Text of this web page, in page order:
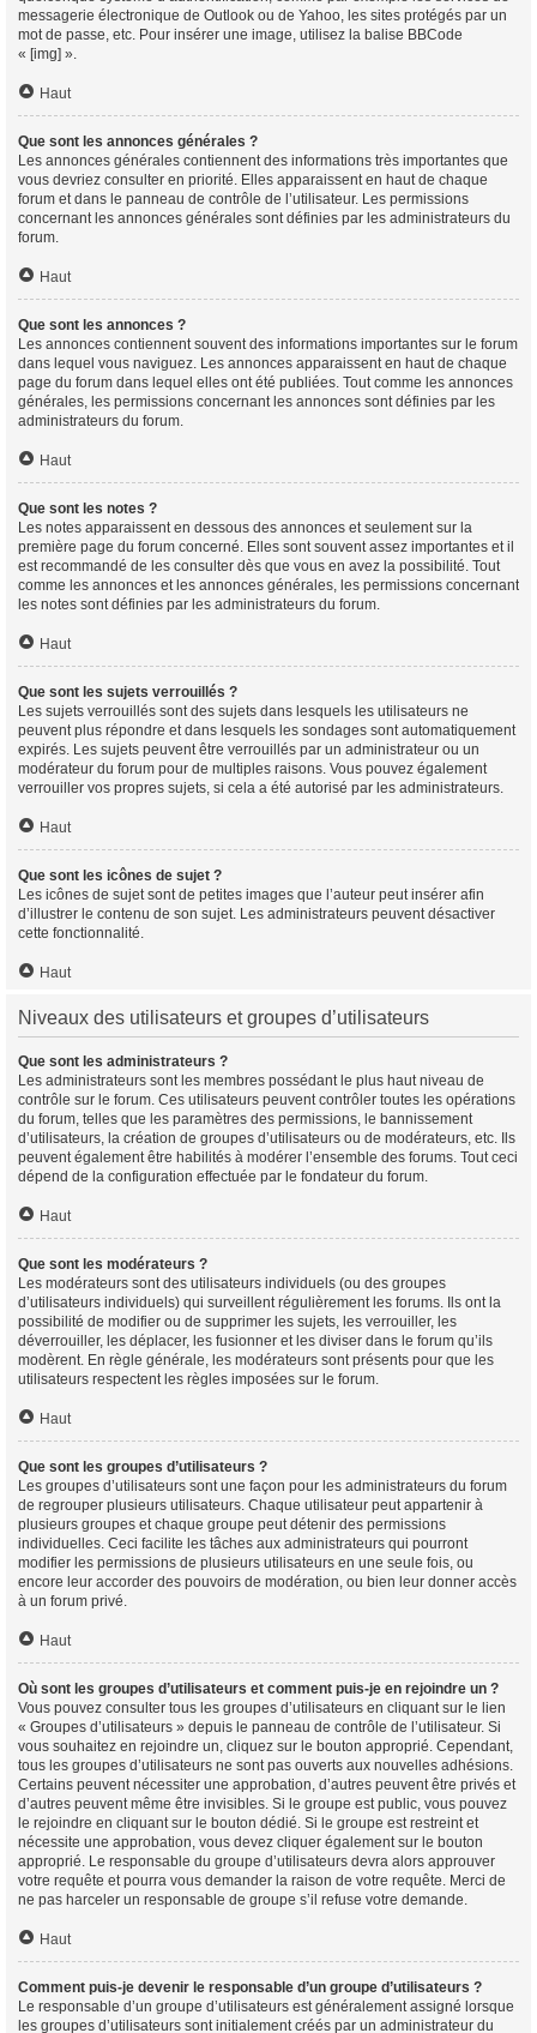
messagerie électronique de Outlook ou de Yahoo, les sites protégés par un
mot de passe, etc. Pour insérer une image, utilisez la balise BBCode
« [img] ».
Haut
Que sont les annonces générales ?
Les annonces générales contiennent des informations très importantes que
vous devriez consulter en priorité. Elles apparaissent en haut de chaque
forum et dans le panneau de contrôle de l’utilisateur. Les permissions
concernant les annonces générales sont définies par les administrateurs du
forum.
Haut
Que sont les annonces ?
Les annonces contiennent souvent des informations importantes sur le forum
dans lequel vous naviguez. Les annonces apparaissent en haut de chaque
page du forum dans lequel elles ont été publiées. Tout comme les annonces
générales, les permissions concernant les annonces sont définies par les
administrateurs du forum.
Haut
Que sont les notes ?
Les notes apparaissent en dessous des annonces et seulement sur la
première page du forum concerné. Elles sont souvent assez importantes et il
est recommandé de les consulter dès que vous en avez la possibilité. Tout
comme les annonces et les annonces générales, les permissions concernant
les notes sont définies par les administrateurs du forum.
Haut
Que sont les sujets verrouillés ?
Les sujets verrouillés sont des sujets dans lesquels les utilisateurs ne
peuvent plus répondre et dans lesquels les sondages sont automatiquement
expirés. Les sujets peuvent être verrouillés par un administrateur ou un
modérateur du forum pour de multiples raisons. Vous pouvez également
verrouiller vos propres sujets, si cela a été autorisé par les administrateurs.
Haut
Que sont les icônes de sujet ?
Les icônes de sujet sont de petites images que l’auteur peut insérer afin
d’illustrer le contenu de son sujet. Les administrateurs peuvent désactiver
cette fonctionnalité.
Haut
Niveaux des utilisateurs et groupes d’utilisateurs
Que sont les administrateurs ?
Les administrateurs sont les membres possédant le plus haut niveau de
contrôle sur le forum. Ces utilisateurs peuvent contrôler toutes les opérations
du forum, telles que les paramètres des permissions, le bannissement
d’utilisateurs, la création de groupes d’utilisateurs ou de modérateurs, etc. Ils
peuvent également être habilités à modérer l’ensemble des forums. Tout ceci
dépend de la configuration effectuée par le fondateur du forum.
Haut
Que sont les modérateurs ?
Les modérateurs sont des utilisateurs individuels (ou des groupes
d’utilisateurs individuels) qui surveillent régulièrement les forums. Ils ont la
possibilité de modifier ou de supprimer les sujets, les verrouiller, les
déverrouiller, les déplacer, les fusionner et les diviser dans le forum qu’ils
modèrent. En règle générale, les modérateurs sont présents pour que les
utilisateurs respectent les règles imposées sur le forum.
Haut
Que sont les groupes d’utilisateurs ?
Les groupes d’utilisateurs sont une façon pour les administrateurs du forum
de regrouper plusieurs utilisateurs. Chaque utilisateur peut appartenir à
plusieurs groupes et chaque groupe peut détenir des permissions
individuelles. Ceci facilite les tâches aux administrateurs qui pourront
modifier les permissions de plusieurs utilisateurs en une seule fois, ou
encore leur accorder des pouvoirs de modération, ou bien leur donner accès
à un forum privé.
Haut
Où sont les groupes d’utilisateurs et comment puis-je en rejoindre un ?
Vous pouvez consulter tous les groupes d’utilisateurs en cliquant sur le lien
« Groupes d’utilisateurs » depuis le panneau de contrôle de l’utilisateur. Si
vous souhaitez en rejoindre un, cliquez sur le bouton approprié. Cependant,
tous les groupes d’utilisateurs ne sont pas ouverts aux nouvelles adhésions.
Certains peuvent nécessiter une approbation, d’autres peuvent être privés et
d’autres peuvent même être invisibles. Si le groupe est public, vous pouvez
le rejoindre en cliquant sur le bouton dédié. Si le groupe est restreint et
nécessite une approbation, vous devez cliquer également sur le bouton
approprié. Le responsable du groupe d’utilisateurs devra alors approuver
votre requête et pourra vous demander la raison de votre requête. Merci de
ne pas harceler un responsable de groupe s’il refuse votre demande.
Haut
Comment puis-je devenir le responsable d’un groupe d’utilisateurs ?
Le responsable d’un groupe d’utilisateurs est généralement assigné lorsque
les groupes d’utilisateurs sont initialement créés par un administrateur du